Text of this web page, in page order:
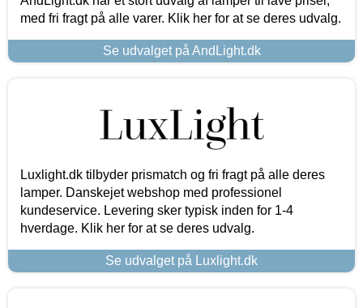
med fri fragt på alle varer. Klik her for at se deres udvalg.
Se udvalget på AndLight.dk
Luxlight.dk tilbyder prismatch og fri fragt på alle deres
lamper. Danskejet webshop med professionel
kundeservice. Levering sker typisk inden for 1-4
hverdage. Klik her for at se deres udvalg.
Se udvalget på Luxlight.dk